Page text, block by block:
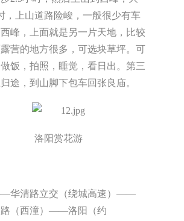
，上山道路险峻，一般很少有车
西峰，上面就是另一片天地，比较
营的地方很多，可选块草坪。可
饭，拍照，睡觉，看日出。第三
途，到山脚下包车回张良庙。
洛阳赏花游
华清路立交（绕城高速）——
路（西潼）——洛阳（约